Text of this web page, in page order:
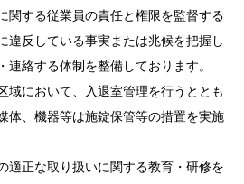
関する従業員の責任と権限を監督する
違反している事実または兆候を把握し
連絡する体制を整備しております。
域において、入退室管理を行うととも
体、機器等は施錠保管等の措置を実施
適正な取り扱いに関する教育・研修を